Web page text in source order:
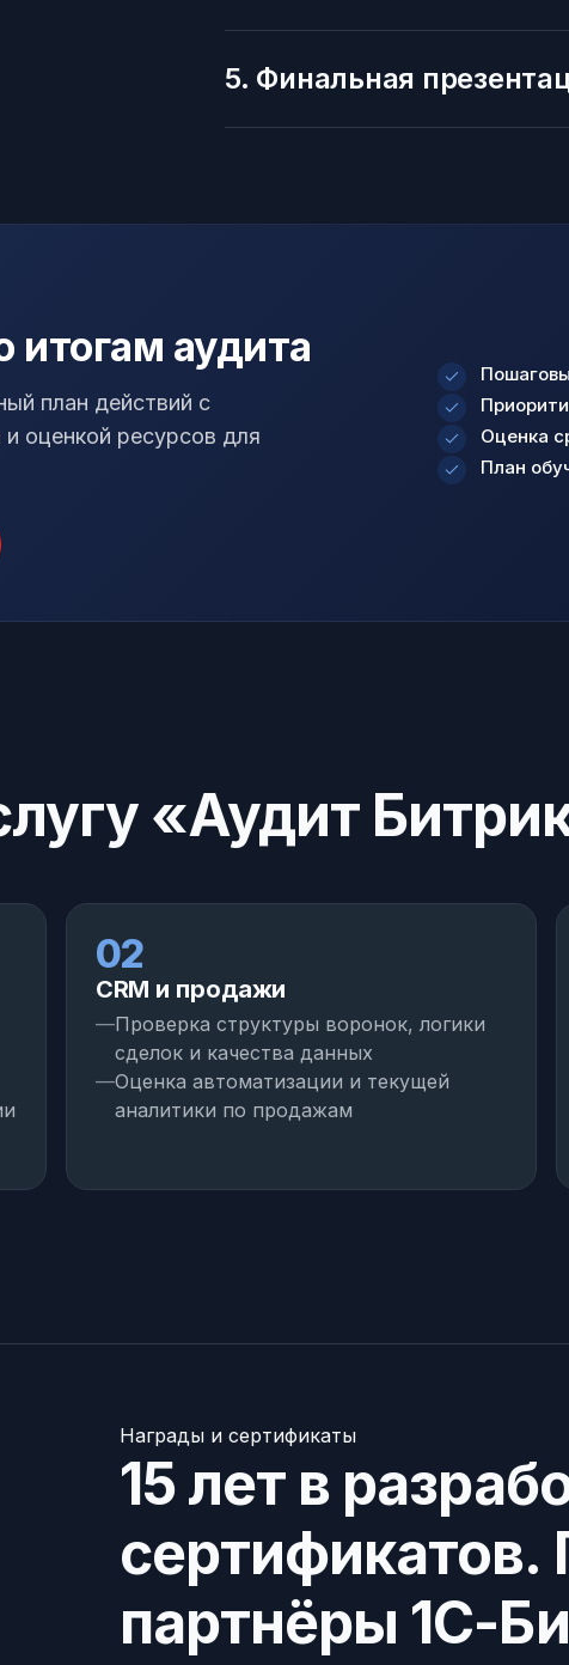
5. Финальная
итогам аудита
план действий с
оценкой ресурсов для
Оценка
План
«Аудит
02
CRM и продажи
Проверка структуры воронок, логики
сделок и качества данных
Оценка автоматизации и текущей
аналитики по продажам
Награды и сертификаты
15 лет в
партнёры 1С-